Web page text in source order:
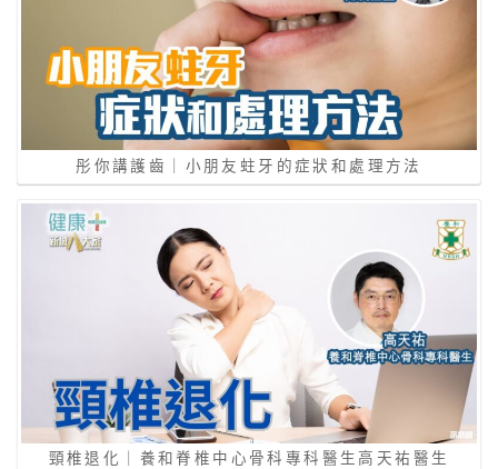
彤你講護齒｜小朋友蛀牙的症狀和處理方法
頸椎退化｜養和脊椎中心骨科專科醫生高天祐醫生